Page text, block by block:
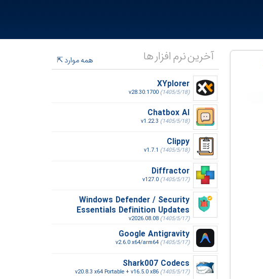
آخرین نرم افزار ها
همه موارد
XYplorer
v28.30.1700 (1405/5/18)
Chatbox AI
v1.22.3 (1405/5/18)
Clippy
v1.7.1 (1405/5/18)
Diffractor
v127.0 (1405/5/17)
Windows Defender / Security
Essentials Definition Updates
v2026.08.08 (1405/5/17)
Google Antigravity
v2.6.0 x64/arm64 (1405/5/17)
Shark007 Codecs
v20.8.3 x64 Portable + v16.5.0 x86 (1405/5/17)